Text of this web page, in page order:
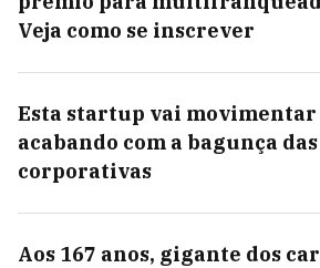
Veja como se inscrever
Esta startup vai movimentar
acabando com a bagunça
corporativas
Aos 167 anos, gigante dos